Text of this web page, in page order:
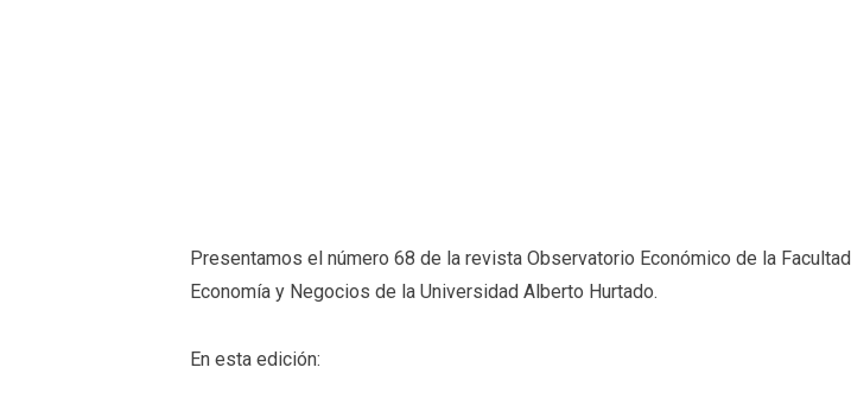
Presentamos el número 68 de la revista Observatorio Económico de la
Economía y Negocios de la Universidad Alberto Hurtado.
En esta edición: